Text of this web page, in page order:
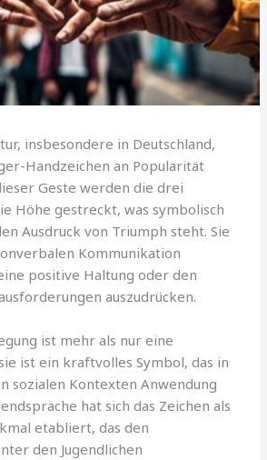
insbesondere in Deutschland,
Handzeichen an Popularität
Geste werden die drei
Höhe gestreckt, was symbolisch
Ausdruck von Triumph steht. Sie
Kommunikation
positive Haltung oder den
auszudrücken.
ist mehr als nur eine
ist ein kraftvolles Symbol, das in
sozialen Kontexten Anwendung
hat sich das Zeichen als
etabliert, das den
den Jugendlichen